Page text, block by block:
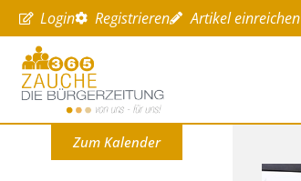
Login Registrieren Artikel einreichen
Zum Kalender